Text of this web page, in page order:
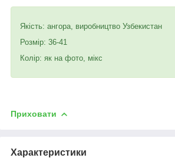
Якість: ангора, виробництво Узбекистан
Розмір: 36-41
Колір: як на фото, мікс
Приховати
Характеристики